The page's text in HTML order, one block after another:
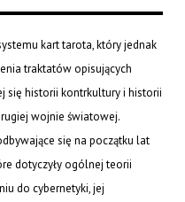
kart tarota, który jednak
traktatów opisujących
się historii kontrkultury i historii
wojnie światowej.
się na początku lat
dotyczyły ogólnej teorii
do cybernetyki, jej